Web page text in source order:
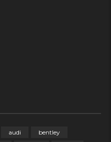
audi bentley